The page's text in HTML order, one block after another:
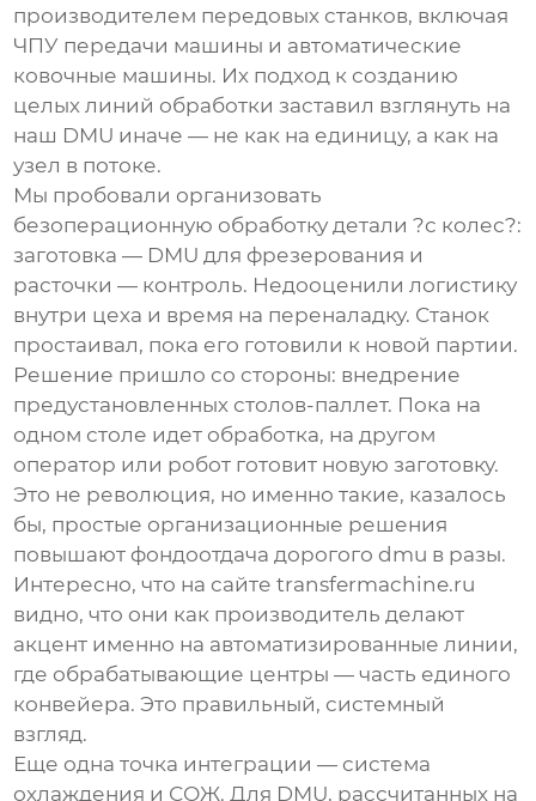
производителем передовых станков, включая
ЧПУ передачи машины и автоматические
ковочные машины. Их подход к созданию
целых линий обработки заставил взглянуть на
наш DMU иначе — не как на единицу, а как на
узел в потоке.
Мы пробовали организовать
безоперационную обработку детали ?с колес?:
заготовка — DMU для фрезерования и
расточки — контроль. Недооценили логистику
внутри цеха и время на переналадку. Станок
простаивал, пока его готовили к новой партии.
Решение пришло со стороны: внедрение
предустановленных столов-паллет. Пока на
одном столе идет обработка, на другом
оператор или робот готовит новую заготовку.
Это не революция, но именно такие, казалось
бы, простые организационные решения
повышают фондоотдача дорогогоdmu в разы.
Интересно, что на сайтеtransfermachine.ru
видно, что они как производитель делают
акцент именно на автоматизированные линии,
где обрабатывающие центры — часть единого
конвейера. Это правильный, системный
взгляд.
Еще одна точка интеграции — система
охлаждения и СОЖ. Для DMU, рассчитанных на